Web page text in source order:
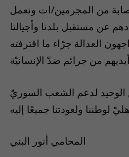
من المجرمين/ات ونعمل
عن مستقبل بلدنا وأجيالنا
العدالة جرّاء ما اقترفته
الوحيد لدعم الشعب السوريّ
المحامي أنور البني